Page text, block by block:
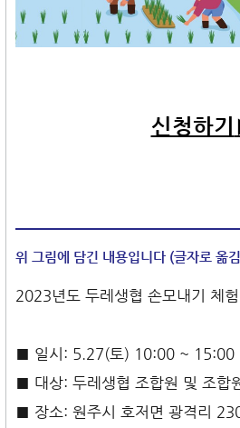
신청하기
위 그림에 담긴 내용입니다 (글자로 옮
2023년도 두레생협 손모내기 체
■ 일시: 5.27(토) 10:00 ~ 15:00
■ 대상: 두레생협 조합원 및 조합
■ 장소: 원주시 호저면 광격리